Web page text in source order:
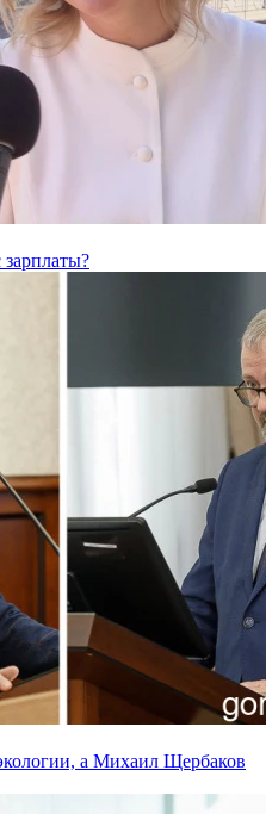
зарплаты?
а Михаил Щербаков